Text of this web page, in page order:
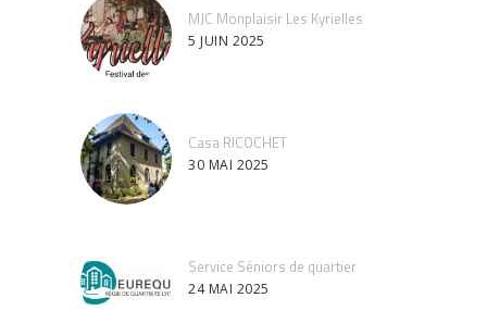
MJC Monplaisir Les Kyrielles
5 JUIN 2025
Casa RICOCHET
30 MAI 2025
Service Séniors de quartier
24 MAI 2025